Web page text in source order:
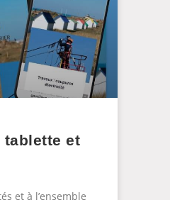
tablette et
et à l’ensemble